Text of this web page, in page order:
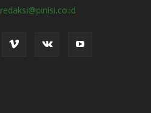
redaksi@pinisi.co.id